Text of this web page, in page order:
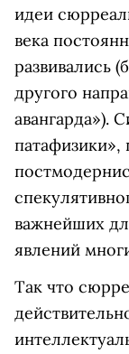
идеи
века
развивались
другого
авангарда»).
патафизики»,
важнейших
явлений
Так что